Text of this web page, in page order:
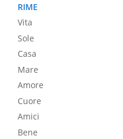
RIME
Vita
Sole
Casa
Mare
Amore
Cuore
Amici
Bene